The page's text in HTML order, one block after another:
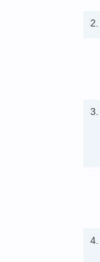
2.
3.
4.